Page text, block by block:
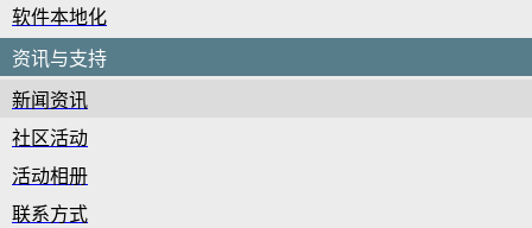
软件本地化
资讯与支持
新闻资讯
社区活动
活动相册
联系方式